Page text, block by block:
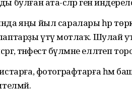
яңы йыл саралары һәр
үтәү мотлаҡ. Шулай
тәнәфестә бүлмәне елләтеп
фотографтарға һәм